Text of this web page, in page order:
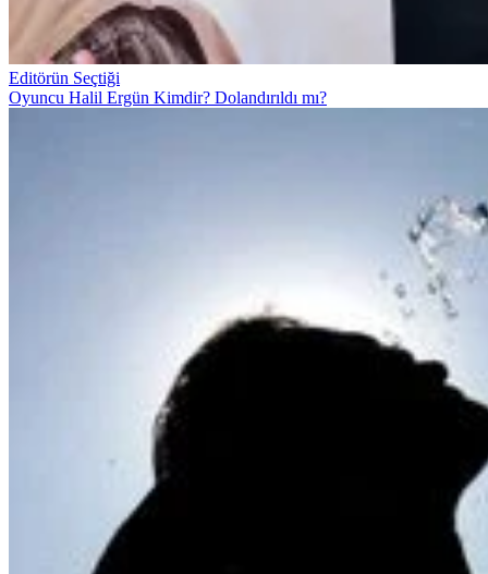
Editörün Seçtiği
Oyuncu Halil Ergün Kimdir? Dolandırıldı mı?